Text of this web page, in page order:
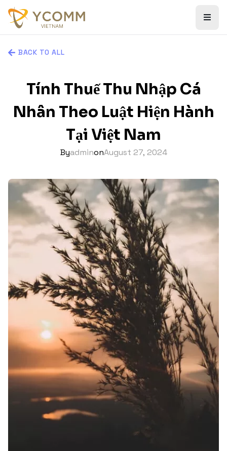
BACK TO ALL
Tính Thuế Thu Nhập Cá
Nhân Theo Luật Hiện Hành
Tại Việt Nam
ByadminonAugust 27, 2024